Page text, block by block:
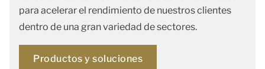
para acelerar el rendimiento de nuestros clientes
dentro de una gran variedad de sectores.
Productos y soluciones